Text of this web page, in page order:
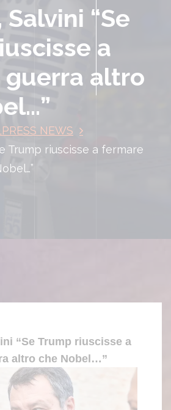
“Se
a
altro
NEWS
Trump riuscisse a fermare
“Se Trump riuscisse a
altro che Nobel…”